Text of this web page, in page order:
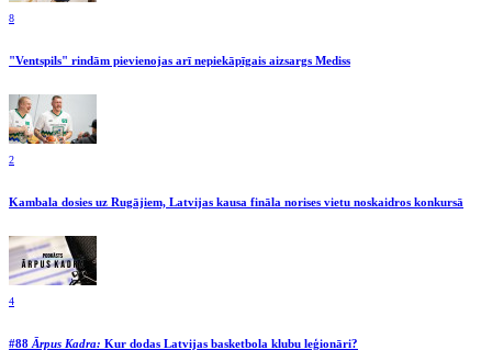
8
"Ventspils" rindām pievienojas arī nepiekāpīgais aizsargs Mediss
2
Kambala dosies uz Rugājiem, Latvijas kausa fināla norises vietu noskaidros konkursā
4
#88 Ārpus Kadra: Kur dodas Latvijas basketbola klubu leģionāri?